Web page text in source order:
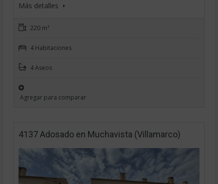
Más detalles
220 m²
4 Habitaciones
4 Aseos
Agregar para comparar
4137 Adosado en Muchavista (Villamarco)